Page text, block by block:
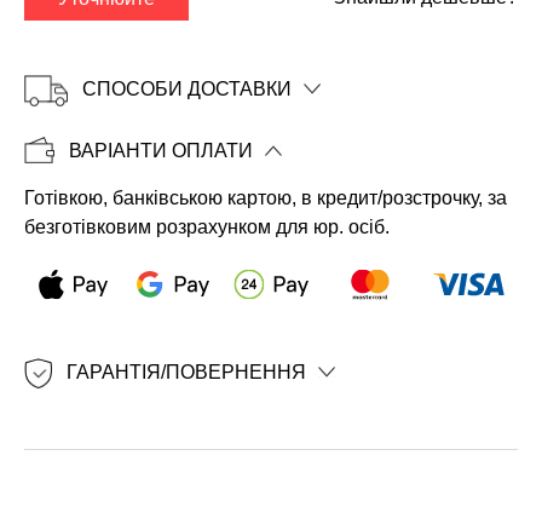
Копіювати
СПОСОБИ ДОСТАВКИ
ВАРІАНТИ ОПЛАТИ
Готівкою, банківською картою, в кредит/розстрочку, за
безготівковим розрахунком для юр. осіб.
ГАРАНТІЯ/ПОВЕРНЕННЯ